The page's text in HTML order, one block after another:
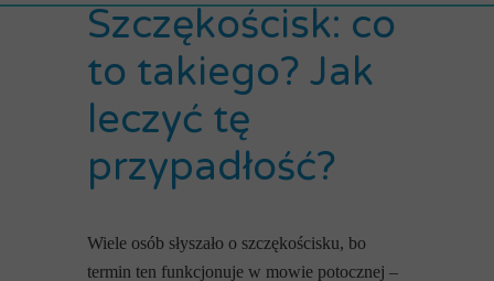
Szczękościsk: co
to takiego? Jak
leczyć tę
przypadłość?
Wiele osób słyszało o szczękościsku, bo
termin ten funkcjonuje w mowie potocznej –